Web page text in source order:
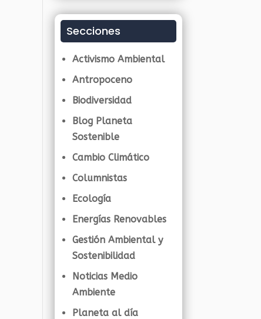
Secciones
Activismo Ambiental
Antropoceno
Biodiversidad
Blog Planeta
Sostenible
Cambio Climático
Columnistas
Ecología
Energías Renovables
Gestión Ambiental y
Sostenibilidad
Noticias Medio
Ambiente
Planeta al día